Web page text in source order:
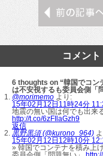
コメント
6 thoughts on “韓国でコ
は不安視するも委員会側「
@morimemo より:
15年02月12日11時24分
地震の無い国は何でも出来
http://t.co/6zFIlaGzh9
返信
黒野黒須 (@kurono_964)
15年02月12日12時10分
» 韓国でコンテナを積み上